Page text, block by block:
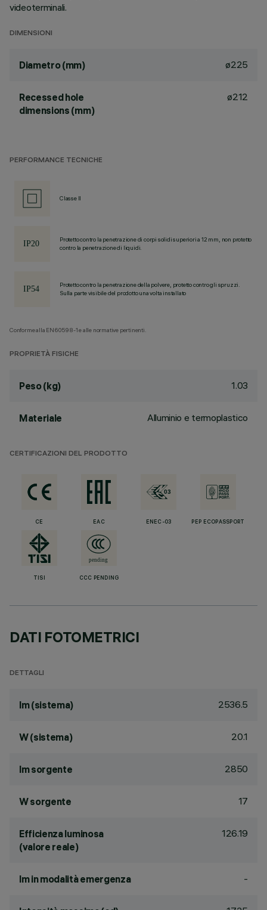
videoterminali.
DIMENSIONI
Diametro (mm) ø225
Recessed hole
dimensions (mm)
ø212
PERFORMANCE TECNICHE
Classe II
Protetto contro la penetrazione di corpi solidi superiori a 12 mm, non protetto
contro la penetrazione di liquidi.
Protetto contro la penetrazione della polvere, protetto contro gli spruzzi.
Sulla parte visibile del prodotto una volta installato
Conforme alla EN60598-1 e alle normative pertinenti.
PROPRIETÀ FISICHE
Peso (kg) 1.03
Materiale Alluminio e termoplastico
CERTIFICAZIONI DEL PRODOTTO
CE EAC ENEC-03 PEP ECOPASSPORT
TISI CCC PENDING
DATI FOTOMETRICI
DETTAGLI
lm (sistema) 2536.5
W (sistema) 20.1
lm sorgente 2850
W sorgente 17
Efficienza luminosa
(valore reale)
126.19
lm in modalità emergenza -